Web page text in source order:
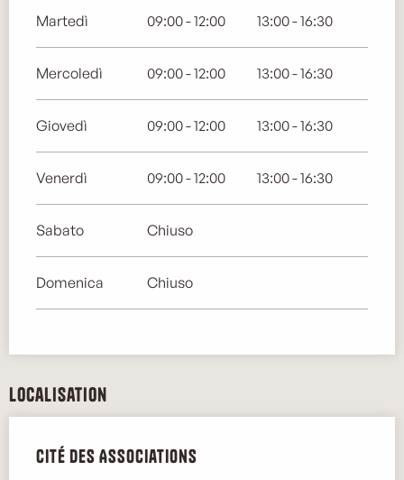
Martedì 09:00 - 12:00 13:00 - 16:30
Mercoledì 09:00 - 12:00 13:00 - 16:30
Giovedì 09:00 - 12:00 13:00 - 16:30
Venerdì 09:00 - 12:00 13:00 - 16:30
Sabato Chiuso
Domenica Chiuso
Localisation
Cité des Associations